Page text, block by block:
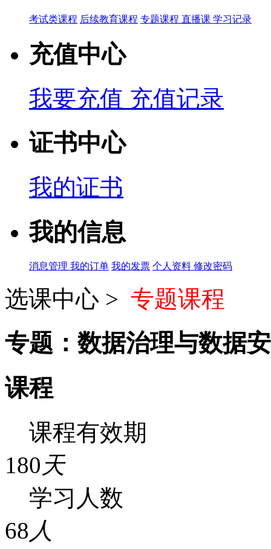
考试类课程 后续教育课程 专题课程 直播课 学习记录
充值中心
我要充值 充值记录
证书中心
我的证书
我的信息
消息管理 我的订单 我的发票 个人资料 修改密码
选课中心 > 专题课程
专题：数据治理与数据
课程
课程有效期
180 天
学习人数
68 人